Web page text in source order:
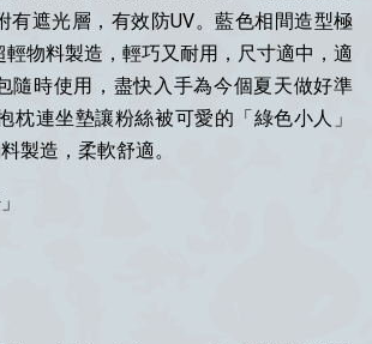
有遮光層，有效防UV。藍色相間造型極
物料製造，輕巧又耐用，尺寸適中，適
隨時使用，盡快入手為今個夏天做好準
枕連坐墊讓粉絲被可愛的「綠色小人」
製造，柔軟舒適。